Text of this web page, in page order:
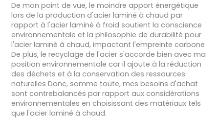
De mon point de vue, le moindre apport énergétique
lors de la production d'acier laminé à chaud par
rapport à l'acier laminé à froid soutient la conscience
environnementale et la philosophie de durabilité pour
l'acier laminé à chaud, impactant l'empreinte carbone
De plus, le recyclage de l'acier s'accorde bien avec ma
position environnementale car il ajoute à la réduction
des déchets et à la conservation des ressources
naturelles Donc, somme toute, mes besoins d'achat
sont contrebalancés par rapport aux considérations
environnementales en choisissant des matériaux tels
que l'acier laminé à chaud.